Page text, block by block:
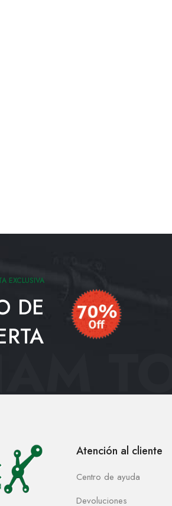
EXCLUSIVA
DE
Atención al cliente
Centro de ayuda
Devoluciones